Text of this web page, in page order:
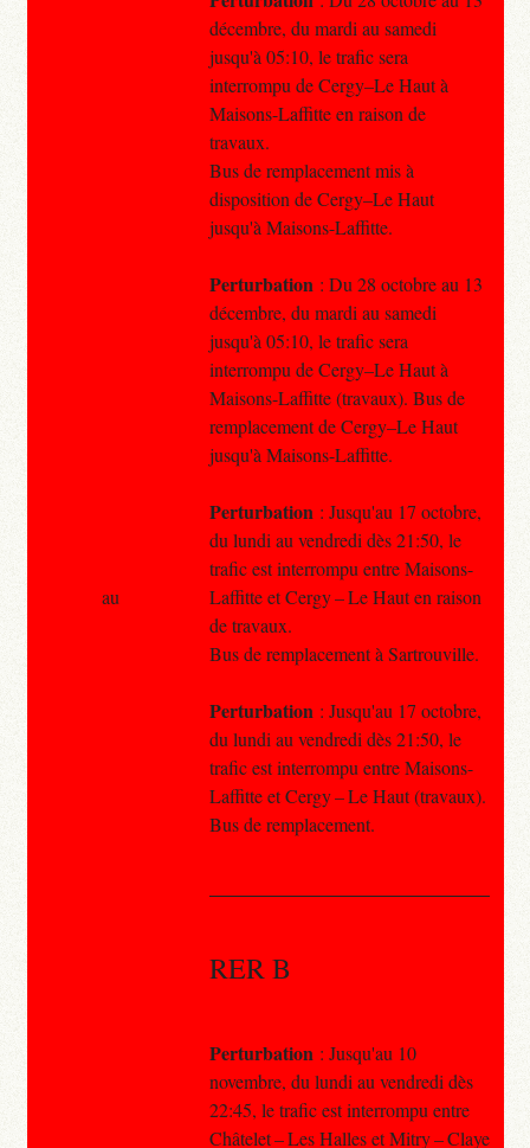
décembre, du mardi au samedi
jusqu'à 05:10, le trafic sera
interrompu de Cergy–Le Haut à
Maisons-Laffitte en raison de
travaux.
Bus de remplacement mis à
disposition de Cergy–Le Haut
jusqu'à Maisons-Laffitte.
Perturbation : Du 28 octobre au 13
décembre, du mardi au samedi
jusqu'à 05:10, le trafic sera
interrompu de Cergy–Le Haut à
Maisons-Laffitte (travaux). Bus de
remplacement de Cergy–Le Haut
jusqu'à Maisons-Laffitte.
Perturbation : Jusqu'au 17 octobre,
du lundi au vendredi dès 21:50, le
trafic est interrompu entre Maisons-
Laffitte et Cergy – Le Haut en raison
de travaux.
Bus de remplacement à Sartrouville.
Perturbation : Jusqu'au 17 octobre,
du lundi au vendredi dès 21:50, le
trafic est interrompu entre Maisons-
Laffitte et Cergy – Le Haut (travaux).
Bus de remplacement.
RER B
Perturbation : Jusqu'au 10
novembre, du lundi au vendredi dès
22:45, le trafic est interrompu entre
Châtelet – Les Halles et Mitry – Claye
au